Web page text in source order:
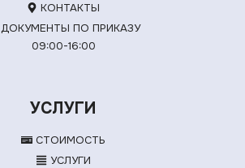
КОНТАКТЫ
ДОКУМЕНТЫ ПО ПРИКАЗУ
09:00-16:00
УСЛУГИ
СТОИМОСТЬ
УСЛУГИ